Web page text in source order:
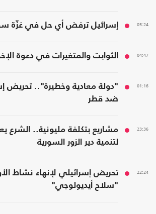
05:24 إسرائيل ترفض أي حل في غزّة
04:47 الثوابت والمتغيرات في دعوة
01:16
"دولة معادية وخطيرة".. تحريض
ضد قطر
23:36
مشاريع بتكلفة مليونية.. الشرع
لتنمية دير الزور السورية
22:24
تحريض إسرائيلي لإنهاء نشاط
"سلاح أيديولوجي"